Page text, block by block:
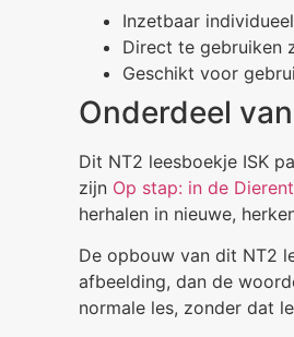
Inzetbaar
Direct te gebruiken
Geschikt voor
Onderdeel
Dit NT2 leesboekje ISK
zijn Op stap: in de
herhalen in nieuwe,
De opbouw van dit NT2
afbeelding, dan de
normale les, zonder dat